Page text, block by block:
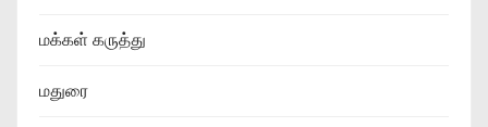
மக்கள் கருத்து
மதுரை